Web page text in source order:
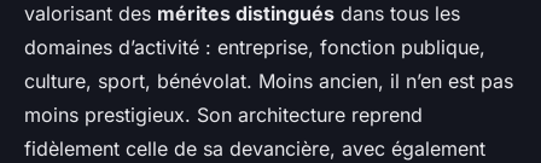
valorisant des mérites distingués dans tous les
domaines d’activité : entreprise, fonction publique,
culture, sport, bénévolat. Moins ancien, il n’en est pas
moins prestigieux. Son architecture reprend
fidèlement celle de sa devancière, avec également